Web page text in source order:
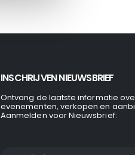
INSCHRIJVEN NIEUWSBRIEF
Ontvang de laatste informatie
evenementen, verkopen en
Aanmelden voor Nieuwsbrief: